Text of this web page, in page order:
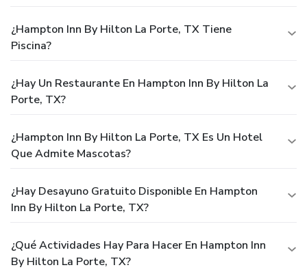
¿Hampton Inn By Hilton La Porte, TX Tiene
Piscina?
¿Hay Un Restaurante En Hampton Inn By Hilton La
Porte, TX?
¿Hampton Inn By Hilton La Porte, TX Es Un Hotel
Que Admite Mascotas?
¿Hay Desayuno Gratuito Disponible En Hampton
Inn By Hilton La Porte, TX?
¿Qué Actividades Hay Para Hacer En Hampton Inn
By Hilton La Porte, TX?